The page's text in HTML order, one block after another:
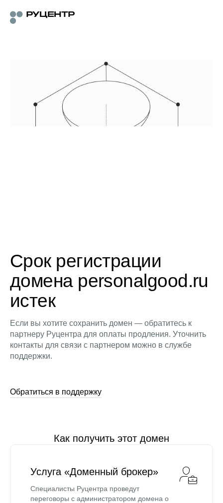
Срок регистрации
домена personalgood.ru
истек
Если вы хотите сохранить домен — обратитесь к
партнеру Руцентра для оплаты продления. Уточнить
контакты для связи с партнером можно в службе
поддержки.
Обратиться в поддержку
Как получить этот домен
Услуга «Доменный брокер»
Специалисты Руцентра проведут
переговоры с администратором домена о